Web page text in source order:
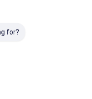
for?